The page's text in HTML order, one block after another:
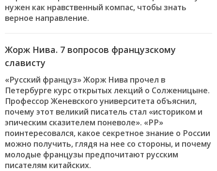
нужен как нравственный компас, чтобы знать
верное направление.
Жорж Нива. 7 вопросов французскому
слависту
«Русский француз» Жорж Нива прочел в
Петербурге курс открытых лекций о Солженицыне.
Профессор Женевского университета объяснил,
почему этот великий писатель стал «историком и
эпическим сказителем поневоле». «РР»
поинтересовался, какое секретное знание о России
можно получить, глядя на нее со стороны, и почему
молодые французы предпочитают русским
писателям китайских.